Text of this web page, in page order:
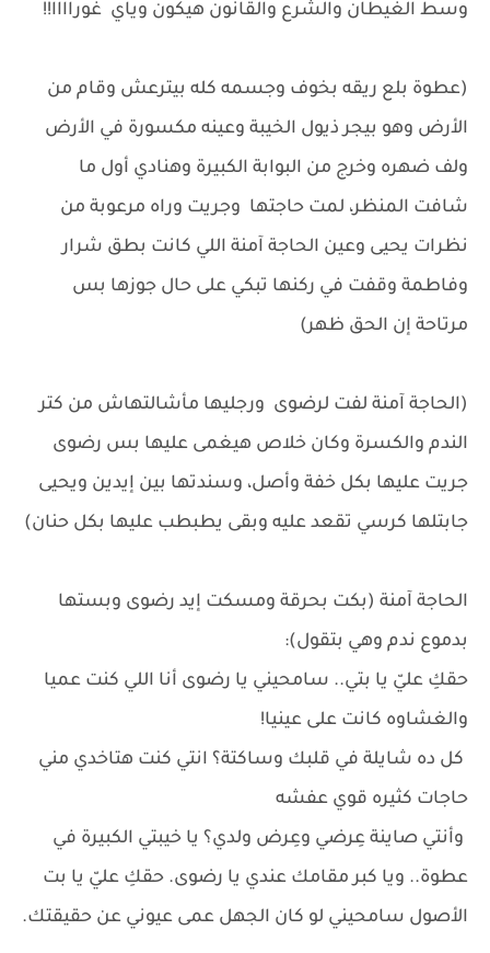
وسط الغيطان والشرع والقانون هيكون وياي غوراااا!!
(عطوة بلع ريقه بخوف وجسمه كله بيترعش وقام من
الأرض وهو بيجر ذيول الخيبة وعينه مكسورة في الأرض
ولف ضهره وخرج من البوابة الكبيرة وهنادي أول ما
شافت المنظر، لمت حاجتها وجريت وراه مرعوبة من
نظرات يحيى وعين الحاجة آمنة اللي كانت بطق شرار
وفاطمة وقفت في ركنها تبكي على حال جوزها بس
مرتاحة إن الحق ظهر)
(الحاجة آمنة لفت لرضوى ورجليها مأشالتهاش من كتر
الندم والكسرة وكان خلاص هيغمى عليها بس رضوى
جريت عليها بكل خفة وأصل، وسندتها بين إيدين ويحيى
جابتلها كرسي تقعد عليه وبقى يطبطب عليها بكل حنان)
الحاجة آمنة (بكت بحرقة ومسكت إيد رضوى وبستها
بدموع ندم وهي بتقول):
حقكِ عليّ يا بتي.. سامحيني يا رضوى أنا اللي كنت عميا
والغشاوه كانت على عينيا!
كل ده شايلة في قلبك وساكتة؟ انتي كنت هتاخدي مني
حاجات كثيره قوي عفشه
وأنتي صاينة عِرضي وعِرض ولدي؟ يا خيبتي الكبيرة في
عطوة.. ويا كبر مقامك عندي يا رضوى. حقكِ عليّ يا بت
الأصول سامحيني لو كان الجهل عمى عيوني عن حقيقتك.